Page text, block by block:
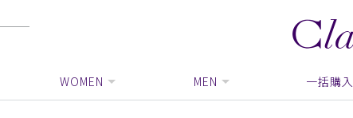
WOMEN MEN 一括購入